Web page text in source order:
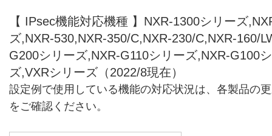
【 IPsec機能対応機種 】NXR-1300シリーズ
ズ,NXR-530,NXR-350/C,NXR-230/C,NXR-160/
G200シリーズ,NXR-G110シリーズ,NXR-G100
ズ,VXRシリーズ（2022/8現在）
設定例で使用している機能の対応状況は、各製品の
をご確認ください。